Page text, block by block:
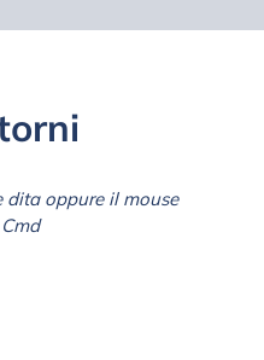
dita oppure il mouse